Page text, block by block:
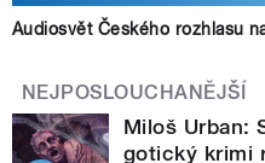
Audiosvět Českého rozhlasu
NEJPOSLOUCHANĚJŠÍ
Miloš Urban:
gotický krimi